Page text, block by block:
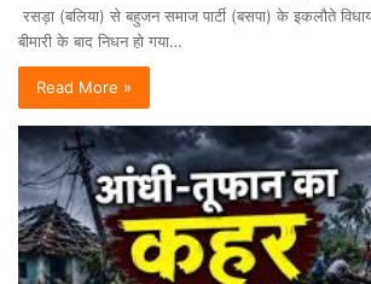
रसड़ा (बलिया) से बहुजन समाज पार्टी (बसपा) के इकलौते
बीमारी के बाद निधन हो गया…
Read More »